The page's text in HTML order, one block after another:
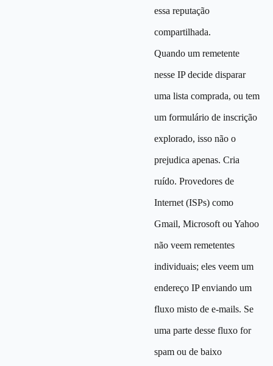
essa reputação
compartilhada.
Quando um remetente
nesse IP decide disparar
uma lista comprada, ou tem
um formulário de inscrição
explorado, isso não o
prejudica apenas. Cria
ruído. Provedores de
Internet (ISPs) como
Gmail, Microsoft ou Yahoo
não veem remetentes
individuais; eles veem um
endereço IP enviando um
fluxo misto de e-mails. Se
uma parte desse fluxo for
spam ou de baixo